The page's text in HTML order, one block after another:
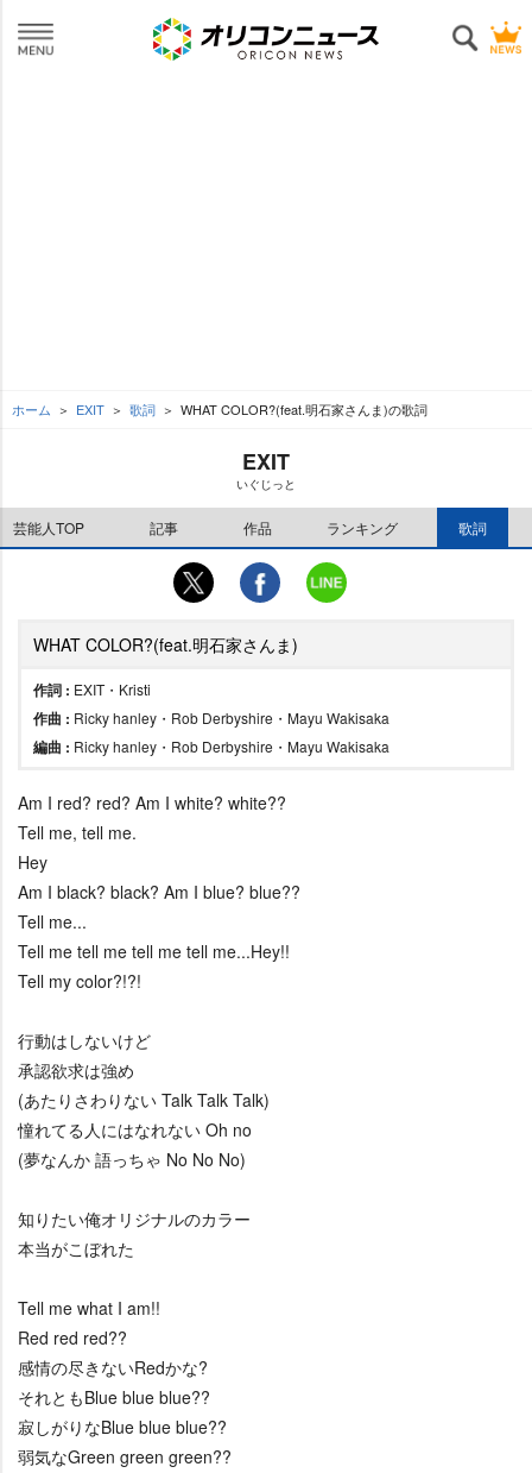
ホーム EXIT 歌詞 WHAT COLOR?(feat.明石家さんま)の歌詞
EXIT
いぐじっと
芸能人TOP 記事 作品 ランキング 歌詞
WHAT COLOR?(feat.明石家さんま)
作詞 : EXIT・Kristi
作曲 : Ricky hanley・Rob Derbyshire・Mayu Wakisaka
編曲 : Ricky hanley・Rob Derbyshire・Mayu Wakisaka
Am I red? red? Am I white? white??
Tell me, tell me.
Hey
Am I black? black? Am I blue? blue??
Tell me...
Tell me tell me tell me tell me...Hey!!
Tell my color?!?!
行動はしないけど
承認欲求は強め
(あたりさわりない Talk Talk Talk)
憧れてる人にはなれない Oh no
(夢なんか 語っちゃ No No No)
知りたい俺オリジナルのカラー
本当がこぼれた
Tell me what I am!!
Red red red??
感情の尽きないRedかな?
それともBlue blue blue??
寂しがりなBlue blue blue??
弱気なGreen green green??